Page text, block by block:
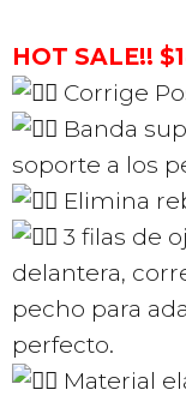
era:
HOT SALE!!
Corrige
Banda
soporte a los
Elimina
3 filas de
delantera,
pecho para
perfecto.
Material